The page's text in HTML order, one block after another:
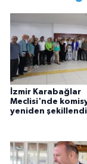
İzmir Karabağlar
Meclisi'nde
yeniden şekillendi